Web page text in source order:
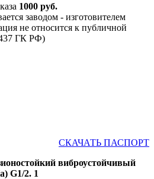
1000 руб.
заводом - изготовителем
не относится к публичной
437 ГК РФ)
СКАЧАТЬ ПАСПОРТ
виброустойчивый
G1/2. 1